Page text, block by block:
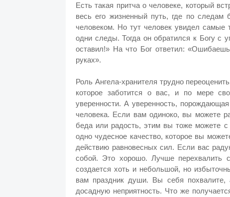
Есть такая притча о человеке, который
весь его жизненный путь, где по
человеком. Но тут человек увидел
одни следы. Тогда он обратился к Богу с
оставил!» На что Бог ответил:
руках».
Роль Ангела-хранителя трудно
которое заботится о вас, и по мере
уверенности. А уверенность,
человека. Если вам одиноко, вы можете
беда или радость, этим вы тоже можете
одно чудесное качество, которое вы
действию равновесных сил. Если вас
собой. Это хорошо. Лучше перехвалить
создается хоть и небольшой, но
вам праздник души. Вы себя
досадную неприятность. Что же